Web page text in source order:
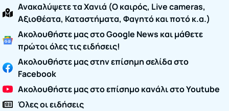
Ανακαλύψετε τα Χανιά (O καιρός, Live cameras,
Αξιοθέατα, Καταστήματα, Φαγητό και ποτό κ.α.)
Ακολουθήστε μας στο Google News και μάθετε
πρώτοι όλες τις ειδήσεις!
Ακολουθήστε μας στην επίσημη σελίδα στο
Facebook
Ακολουθήστε μας στο επίσημο κανάλι στο Youtube
Όλες οι ειδήσεις